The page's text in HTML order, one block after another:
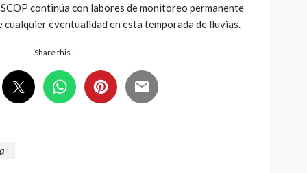
continúa con labores de monitoreo permanente
eventualidad en esta temporada de lluvias.
Share this…